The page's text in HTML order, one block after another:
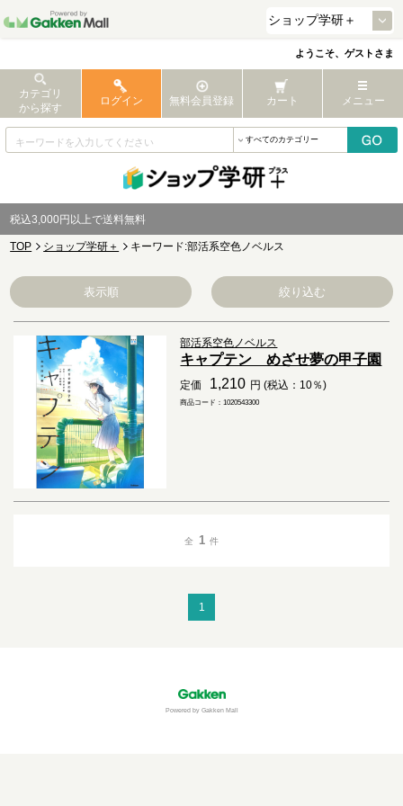
ようこそ、ゲストさま
カテゴリ
から探す
ログイン 無料会員登録 カート メニュー
税込3,000円以上で送料無料
TOP ショップ学研＋ キーワード:部活系空色ノベルス
表示順 絞り込む
部活系空色ノベルス
キャプテン めざせ夢の甲子園
定価 1,210 円 (税込：10％)
商品コード：1020543300
全 1 件
1
Powered by Gakken Mall